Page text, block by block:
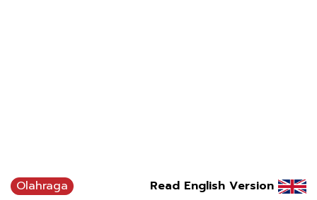
Olahraga Read English Version